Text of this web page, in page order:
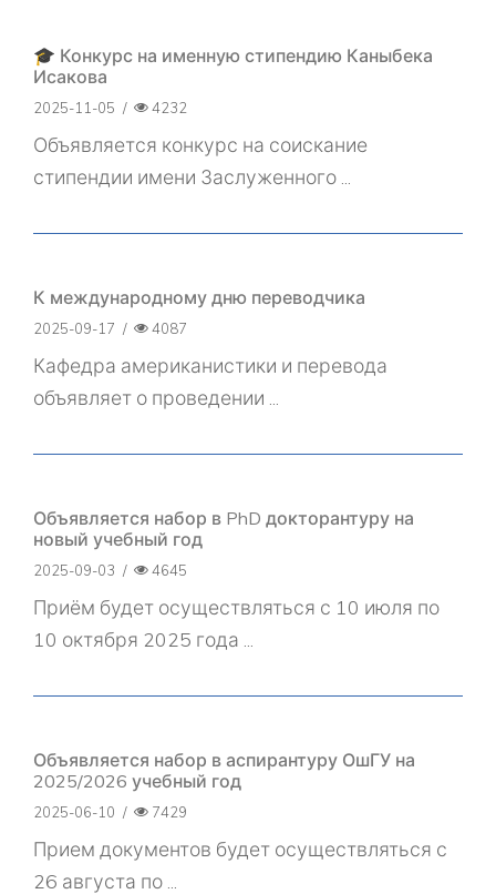
🎓 Конкурс на именную стипендию Каныбека
Исакова
2025-11-05 / 4232
Объявляется конкурс на соискание
стипендии имени Заслуженного ...
К международному дню переводчика
2025-09-17 / 4087
Кафедра американистики и перевода
объявляет о проведении ...
Объявляется набор в PhD докторантуру на
новый учебный год
2025-09-03 / 4645
Приём будет осуществляться с 10 июля по
10 октября 2025 года ...
Объявляется набор в аспирантуру ОшГУ на
2025/2026 учебный год
2025-06-10 / 7429
Прием документов будет осуществляться с
26 августа по ...